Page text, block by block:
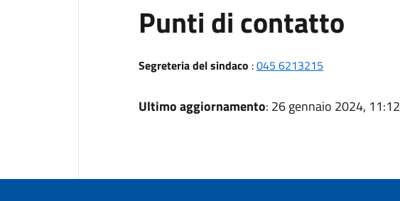
Punti di contatto
Segreteria del sindaco :045 6213215
Ultimo aggiornamento: 26 gennaio 2024, 11:12